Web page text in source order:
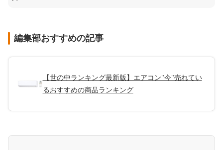
編集部おすすめの記事
【世の中ランキング最新版】エアコン"今"売れてい
るおすすめの商品ランキング